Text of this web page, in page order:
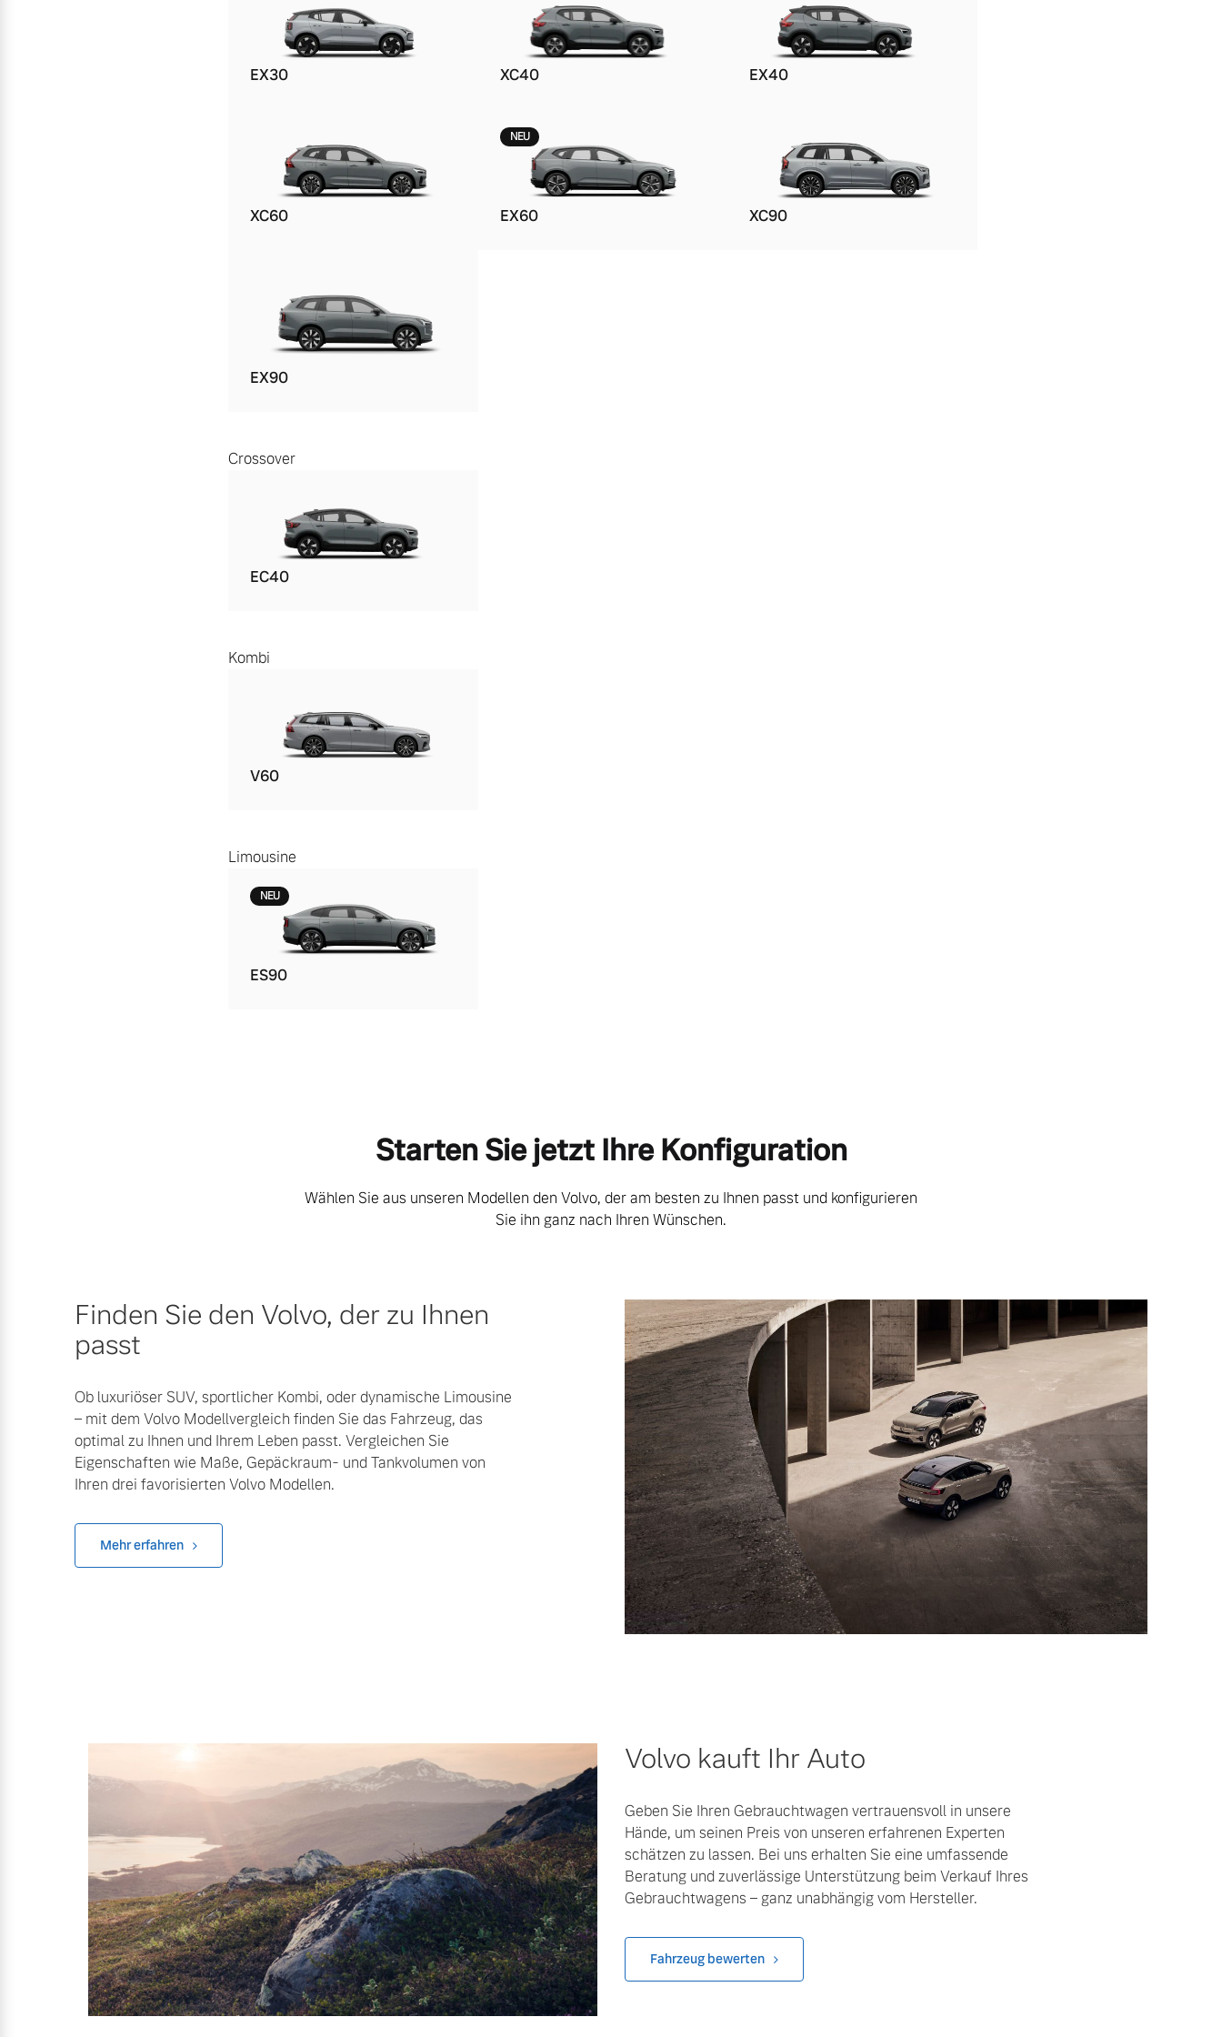
Entdecken Sie unsere saisonalen Angebote.
EX30 XC40 EX40
XC60
NEU
EX60 XC90
EX90
Crossover
EC40
Kombi
V60
Limousine
NEU
ES90
Starten Sie jetzt Ihre Konfiguration
Wählen Sie aus unseren Modellen den Volvo, der am besten zu Ihnen passt und konfigurieren
Sie ihn ganz nach Ihren Wünschen.
Finden Sie den Volvo, der zu Ihnen
passt
Ob luxuriöser SUV, sportlicher Kombi, oder dynamische Limousine
– mit dem Volvo Modellvergleich finden Sie das Fahrzeug, das
optimal zu Ihnen und Ihrem Leben passt. Vergleichen Sie
Eigenschaften wie Maße, Gepäckraum- und Tankvolumen von
Ihren drei favorisierten Volvo Modellen.
Mehr erfahren
Volvo kauft Ihr Auto
Geben Sie Ihren Gebrauchtwagen vertrauensvoll in unsere
Hände, um seinen Preis von unseren erfahrenen Experten
schätzen zu lassen. Bei uns erhalten Sie eine umfassende
Beratung und zuverlässige Unterstützung beim Verkauf Ihres
Gebrauchtwagens – ganz unabhängig vom Hersteller.
Fahrzeug bewerten